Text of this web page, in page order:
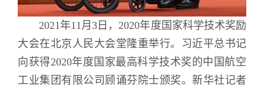
2021年11月3日，2020年度国家科学技术奖励
大会在北京人民大会堂隆重举行。习近平总书记
向获得2020年度国家最高科学技术奖的中国航空
工业集团有限公司顾诵芬院士颁奖。新华社记者